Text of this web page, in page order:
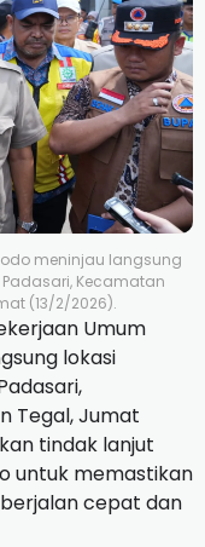
meninjau langsung
Kecamatan
(13/2/2026).
Umum
lokasi
Tegal, Jumat
tindak lanjut
untuk memastikan
cepat dan